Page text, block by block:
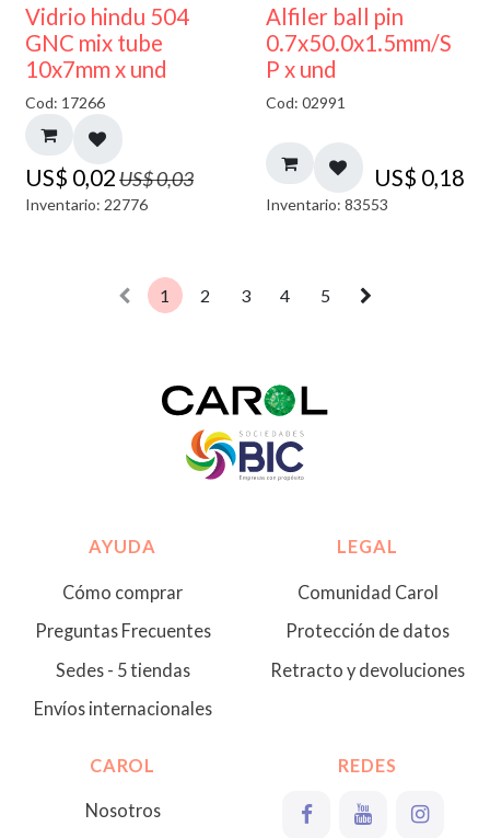
40% DESCUENTO
Vidrio hindu 504
GNC mix tube
10x7mm x und
Cod: 17266
US$ 0,02US$0,03
Inventario: 22776
Alfiler ball pin
0.7x50.0x1.5mm/S
P x und
Cod: 02991
US$ 0,18
Inventario: 83553
1 2 3 4 5
AYUDA
Cómo comprar
Preguntas Frecuentes
Sedes - 5 tiendas
Envíos internacionales
LEGAL
Comunidad Carol
Protección de datos
Retracto y devoluciones
CAROL
Nosotros
REDES